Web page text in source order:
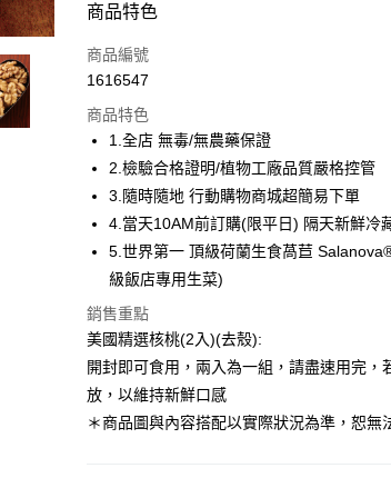
付款方式
信用卡一次付款
Apple Pay
街口支付
悠遊付
ATM付款
運送方式
宅配
每筆NT$220，滿NT$1,500(含以上)免運費
商品特色
商品編號
1616547
商品特色
1.全店 無毒/無農藥保證
2.檢驗合格證明/植物工廠品質嚴格控管
3.隨時隨地 行動購物商城超簡易下單
4.當天10AM前訂購(限平日) 隔天新鮮冷
5.世界第一 頂級荷蘭生食萵苣
級飯店專用生菜)
銷售重點
美國精選核桃(2入)(去殼):
開封即可食用，兩入為一組，請盡速用完，
放，以維持新鮮口感
＊商品圖與內容搭配以實際狀況為準，恕無